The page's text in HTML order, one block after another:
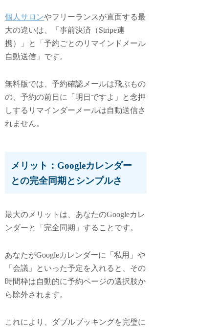
個人サロンやフリーランスが直面する最
大の違いは、「事前決済（Stripe連
携）」と「予約ごとのリマインドメール
自動送信」です。
無料版では、予約確認メールは飛ぶもの
の、予約の前日に「明日ですよ」と念押
しするリマインダーメールは自動送信さ
れません。
メリット：Googleカレンダー
との完全同期とシンプルさ
最大のメリットは、あなたのGoogleカレ
ンダーと「完全同期」することです。
あなたがGoogleカレンダーに「私用」や
「会議」といった予定を入れると、その
時間枠は自動的に予約ページの選択肢か
ら除外されます。
これにより、ダブルブッキングを完璧に